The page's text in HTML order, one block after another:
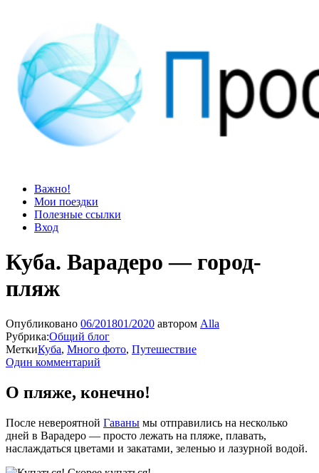
Просто блог
Мир удивительней, чем кажется
Важно!
Мои поездки
Полезные ссылки
Вход
Куба. Варадеро — город-
пляж
Опубликовано 06/201801/2020 автором Alla
Рубрика:Общий блог
МеткиКуба, Много фото, Путешествие
Один комментарий
О пляже, конечно!
После невероятной Гаваны мы отправились на несколько
дней в Варадеро — просто лежать на пляже, плавать,
наслаждаться цветами и закатами, зеленью и лазурной водой.